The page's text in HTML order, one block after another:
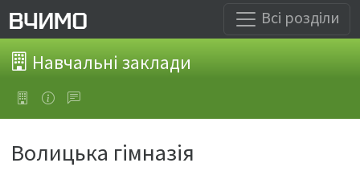
Всі розділи
Навчальні заклади
Волицька гімназія